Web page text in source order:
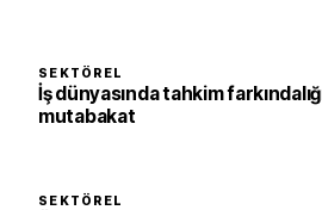
SEKTÖREL
İş dünyasında tahkim
mutabakat
SEKTÖREL